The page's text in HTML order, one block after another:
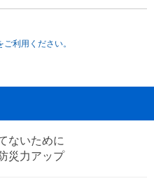
利用ください。
ないために
災力アップ